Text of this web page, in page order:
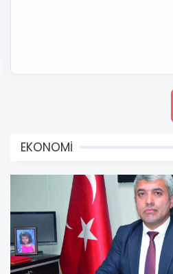
EKONOMİ